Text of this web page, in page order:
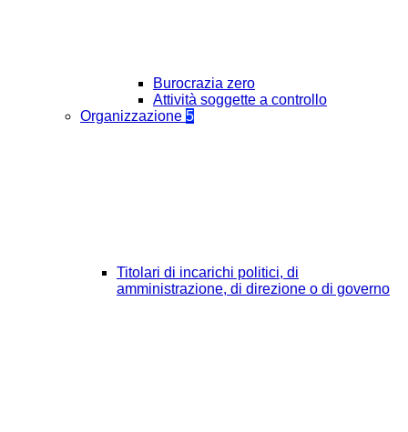
Burocrazia zero
Attività soggette a controllo
Organizzazione 5
Titolari di incarichi politici, di
amministrazione, di direzione o di governo